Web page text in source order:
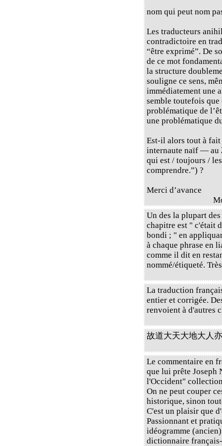
nom qui peut nom
Les traducteurs
contradictoire en
“être exprimé”. De
de ce mot
la structure
souligne ce sens,
immédiatement une
semble toutefois
problématique de
une problématique
Est-il alors tout à
internaute naïf — au
qui est / toujours /
comprendre.”) ?
Merci d’avance
Un des la plupart
chapitre est " c'était
bondi ; " en
à chaque phrase en
comme il dit en
nommé/étiqueté.
La traduction
entier et corrigée.
renvoient à d'autres
故道大天大地大人
Le commentaire en
que lui prête Joseph
l'Occident"
On ne peut couper
historique, sinon
C'est un plaisir que
Passionnant et
idéogramme
dictionnaire